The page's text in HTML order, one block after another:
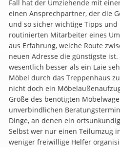
Fall hat der Umziehende mit
einen Ansprechpartner, der die
und so sicher wichtige Tipps und
routinierten Mitarbeiter eines
aus Erfahrung, welche Route
neuen Adresse die günstigste ist.
wesentlich besser als ein Laie
Möbel durch das Treppenhaus
nicht doch ein
Größe des benötigten
unverbindlichen
Dinge, an denen ein
Selbst wer nur einen Teilumzug
weniger freiwillige Helfer